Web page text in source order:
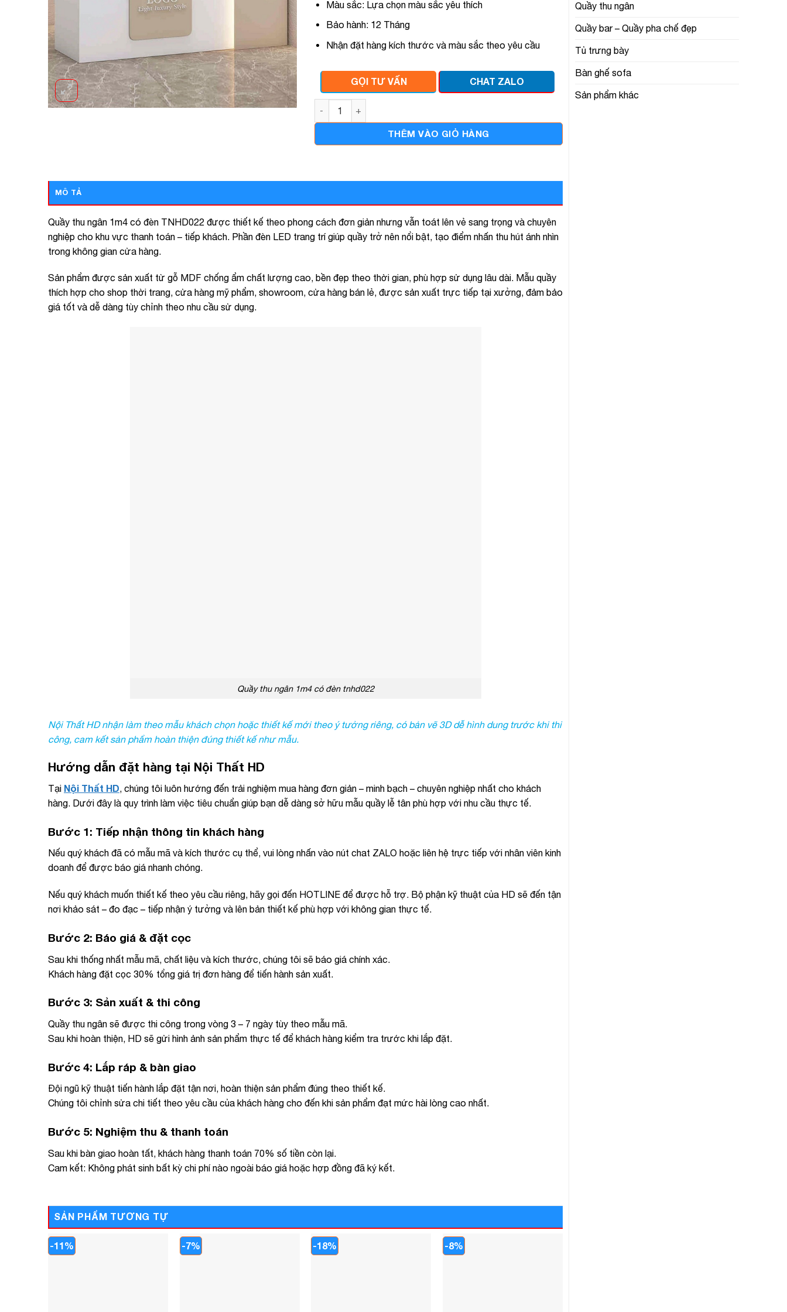
Quầy thu ngân
Quầy bar – Quầy pha chế đẹp
Tủ trưng bày
Bàn ghế sofa
Sản phẩm khác
Màu sắc: Lựa chọn màu sắc yêu thích
Bảo hành: 12 Tháng
Nhận đặt hàng kích thước và màu sắc theo yêu cầu
GỌI TƯ VẤN CHAT ZALO
Quầy thu ngân 1m4 có đèn tnhd022 số lượng
THÊM VÀO GIỎ HÀNG
MÔ TẢ
Quầy thu ngân 1m4 có đèn TNHD022 được thiết kế theo phong cách đơn giản nhưng vẫn toát lên vẻ sang trọng và chuyên
nghiệp cho khu vực thanh toán – tiếp khách. Phần đèn LED trang trí giúp quầy trở nên nổi bật, tạo điểm nhấn thu hút ánh nhìn
trong không gian cửa hàng.
Sản phẩm được sản xuất từ gỗ MDF chống ẩm chất lượng cao, bền đẹp theo thời gian, phù hợp sử dụng lâu dài. Mẫu quầy
thích hợp cho shop thời trang, cửa hàng mỹ phẩm, showroom, cửa hàng bán lẻ, được sản xuất trực tiếp tại xưởng, đảm bảo
giá tốt và dễ dàng tùy chỉnh theo nhu cầu sử dụng.
Quầy thu ngân 1m4 có đèn tnhd022
Nội Thất HD nhận làm theo mẫu khách chọn hoặc thiết kế mới theo ý tưởng riêng, có bản vẽ 3D dễ hình dung trước khi thi
công, cam kết sản phẩm hoàn thiện đúng thiết kế như mẫu.
Hướng dẫn đặt hàng tại Nội Thất HD
Tại Nội Thất HD, chúng tôi luôn hướng đến trải nghiệm mua hàng đơn giản – minh bạch – chuyên nghiệp nhất cho khách
hàng. Dưới đây là quy trình làm việc tiêu chuẩn giúp bạn dễ dàng sở hữu mẫu quầy lễ tân phù hợp với nhu cầu thực tế.
Bước 1: Tiếp nhận thông tin khách hàng
Nếu quý khách đã có mẫu mã và kích thước cụ thể, vui lòng nhấn vào nút chat ZALO hoặc liên hệ trực tiếp với nhân viên kinh
doanh để được báo giá nhanh chóng.
Nếu quý khách muốn thiết kế theo yêu cầu riêng, hãy gọi đến HOTLINE để được hỗ trợ. Bộ phận kỹ thuật của HD sẽ đến tận
nơi khảo sát – đo đạc – tiếp nhận ý tưởng và lên bản thiết kế phù hợp với không gian thực tế.
Bước 2: Báo giá & đặt cọc
Sau khi thống nhất mẫu mã, chất liệu và kích thước, chúng tôi sẽ báo giá chính xác.
Khách hàng đặt cọc 30% tổng giá trị đơn hàng để tiến hành sản xuất.
Bước 3: Sản xuất & thi công
Quầy thu ngân sẽ được thi công trong vòng 3 – 7 ngày tùy theo mẫu mã.
Sau khi hoàn thiện, HD sẽ gửi hình ảnh sản phẩm thực tế để khách hàng kiểm tra trước khi lắp đặt.
Bước 4: Lắp ráp & bàn giao
Đội ngũ kỹ thuật tiến hành lắp đặt tận nơi, hoàn thiện sản phẩm đúng theo thiết kế.
Chúng tôi chỉnh sửa chi tiết theo yêu cầu của khách hàng cho đến khi sản phẩm đạt mức hài lòng cao nhất.
Bước 5: Nghiệm thu & thanh toán
Sau khi bàn giao hoàn tất, khách hàng thanh toán 70% số tiền còn lại.
Cam kết: Không phát sinh bất kỳ chi phí nào ngoài báo giá hoặc hợp đồng đã ký kết.
SẢN PHẨM TƯƠNG TỰ
-11% -7% -18% -8%